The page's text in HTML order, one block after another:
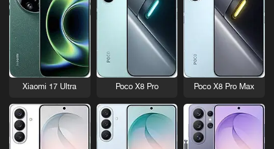
Poco X8 Pro Max
Poco X8 Pro
Xiaomi 17 Ultra